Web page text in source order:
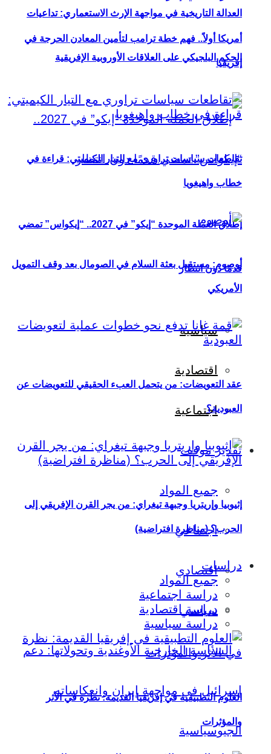
العدالة التاريخية في مواجهة الإرث الاستعماري: تداعيات
الحكم البلجيكي على العلاقات الأوروبية الإفريقية
إطلاق العملة الموحدة “إيكو” في 2027.. “إيكواس” تمضي
قدمًا دون انتظار
سياسية
اقتصادية
اجتماعية
تقدير موقف
جميع المواد
اجتماعي
اقتصادي
سياسي
أمريكا أولاً.. فهم خطة ترامب لتأمين المعادن الحرجة في
إفريقيا
تقاطعات سياسات تراوري مع التيار الكيميتي: قراءة في
خطاب واهيغويا
أوصوم: مستقبل بعثة السلام في الصومال بعد وقف التمويل
الأمريكي
عقد التعويضات: من يتحمل العبء الحقيقي للتعويضات عن
العبودية؟
إثيوبيا وإريتريا وجبهة تيغراي: من يجر القرن الإفريقي إلى
الحرب؟ (مناظرة افتراضية)
دراسات
جميع المواد
دراسة اجتماعية
دراسة اقتصادية
دراسة سياسية
العلوم التطبيقية في إفريقيا القديمة: نظرة في الأثر
والمؤثرات